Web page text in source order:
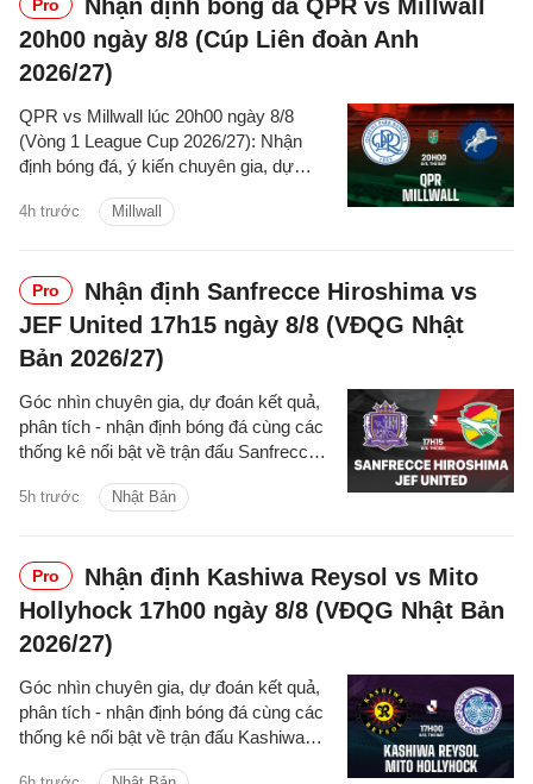
Pro
Nhận định bóng đá QPR vs Millwall
20h00 ngày 8/8 (Cúp Liên đoàn Anh
2026/27)
4h trước Millwall
QPR vs Millwall lúc 20h00 ngày 8/8
(Vòng 1 League Cup 2026/27): Nhận
định bóng đá, ý kiến chuyên gia, dự
kê về phong độ hai đội.
Pro
Nhận định Sanfrecce Hiroshima vs
JEF United 17h15 ngày 8/8 (VĐQG Nhật
Bản 2026/27)
5h trước Nhật Bản
Góc nhìn chuyên gia, dự đoán kết quả,
phân tích - nhận định bóng đá cùng các
thống kê nổi bật về trận đấu Sanfrecce
VĐQG Nhật Bản hôm nay
Pro
Nhận định Kashiwa Reysol vs Mito
Hollyhock 17h00 ngày 8/8 (VĐQG Nhật Bản
2026/27)
Góc nhìn chuyên gia, dự đoán kết quả,
phân tích - nhận định bóng đá cùng các
thống kê nổi bật về trận đấu Kashiwa